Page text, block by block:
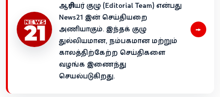
ஆசிரியர் குழு (Editorial Team) என்பது
News21 இன் செய்தியறை
அணியாகும். இந்தக் குழு
துல்லியமான, நம்பகமான மற்றும்
காலத்திற்கேற்ற செய்திகளை
வழங்க இணைந்து
செயல்படுகிறது.
→